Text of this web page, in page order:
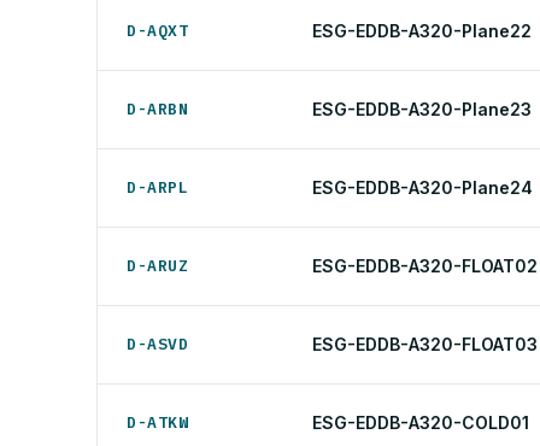
D-AQXT ESG-EDDB-A320-Plane22
D-ARBN ESG-EDDB-A320-Plane23
D-ARPL ESG-EDDB-A320-Plane24
D-ARUZ ESG-EDDB-A320-FLOAT02
D-ASVD ESG-EDDB-A320-FLOAT03
D-ATKW ESG-EDDB-A320-COLD01